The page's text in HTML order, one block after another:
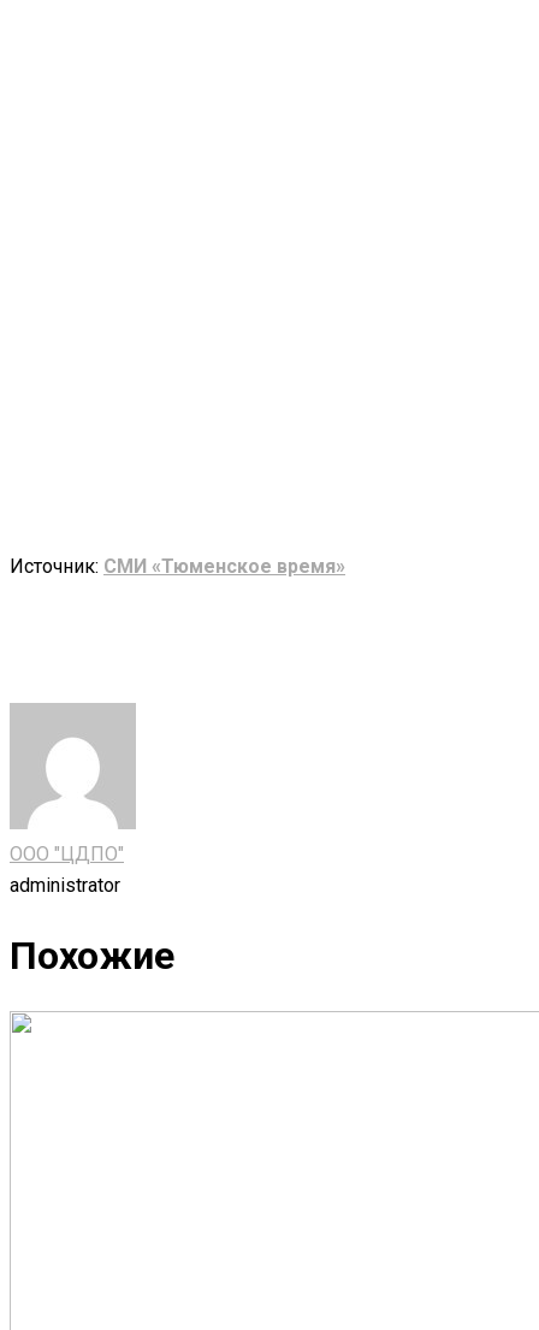
Источник: СМИ «Тюменское время»
ООО "ЦДПО"
administrator
Похожие